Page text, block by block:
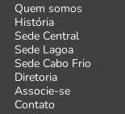
Quem somos
História
Sede Central
Sede Lagoa
Sede Cabo Frio
Diretoria
Associe-se
Contato